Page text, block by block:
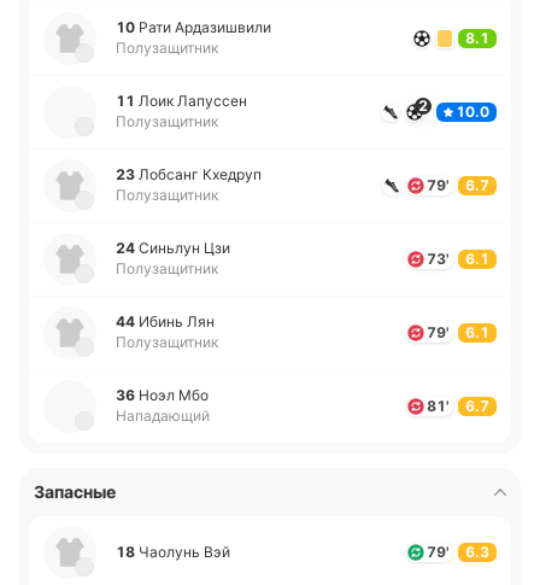
10 Рати Арда­зи­шви­ли
Полузащитник
8.1
11 Лоик Ла­пу­ссен
Полузащитник
2 10.0
23 Ло­бсанг Кхе­друп
Полузащитник
79' 6.7
24 Си­ньлун Цзи
Полузащитник
73' 6.1
44 Ибинь Лян
Полузащитник
79' 6.1
36 Ноэл Мбо
Нападающий
81' 6.7
Запасные
18 Чао­лунь Вэй 79' 6.3